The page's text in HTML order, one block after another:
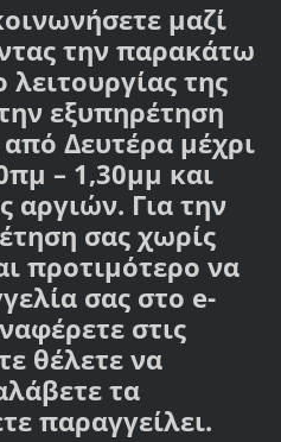
μαζί
την παρακάτω
της
εξυπηρέτηση
Δευτέρα μέχρι
– 1,30μμ και
αργιών. Για την
σας χωρίς
προτιμότερο να
σας στο e-
στις
θέλετε να
τα
παραγγείλει.